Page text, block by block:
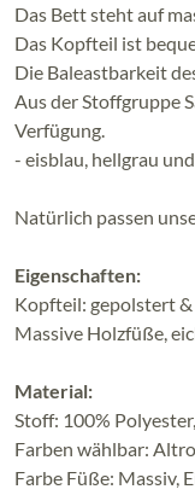
Das Bett steht auf
Das Kopfteil ist
Die Baleastbarkeit
Aus der Stoffgruppe
Verfügung.
- eisblau, hellgrau
Natürlich passen
Eigenschaften:
Kopfteil: gepolstert
Massive Holzfüße,
Material:
Stoff: 100%
Farben wählbar:
Farbe Füße: Massiv,